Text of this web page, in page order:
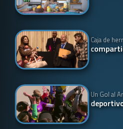
Caja de
Un Gol al